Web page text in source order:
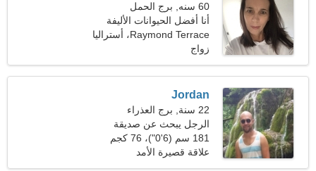
60 سنه, برج الحمل
أنا أفضل الحيوانات الأليفة
والرقص
Raymond Terrace، أستراليا
زواج
Jordan
22 سنة, برج العذراء
الرجل يبحث عن صديقة
181 سم (6'0")، 76 كجم
(167 رطلا)
علاقة قصيرة الأمد